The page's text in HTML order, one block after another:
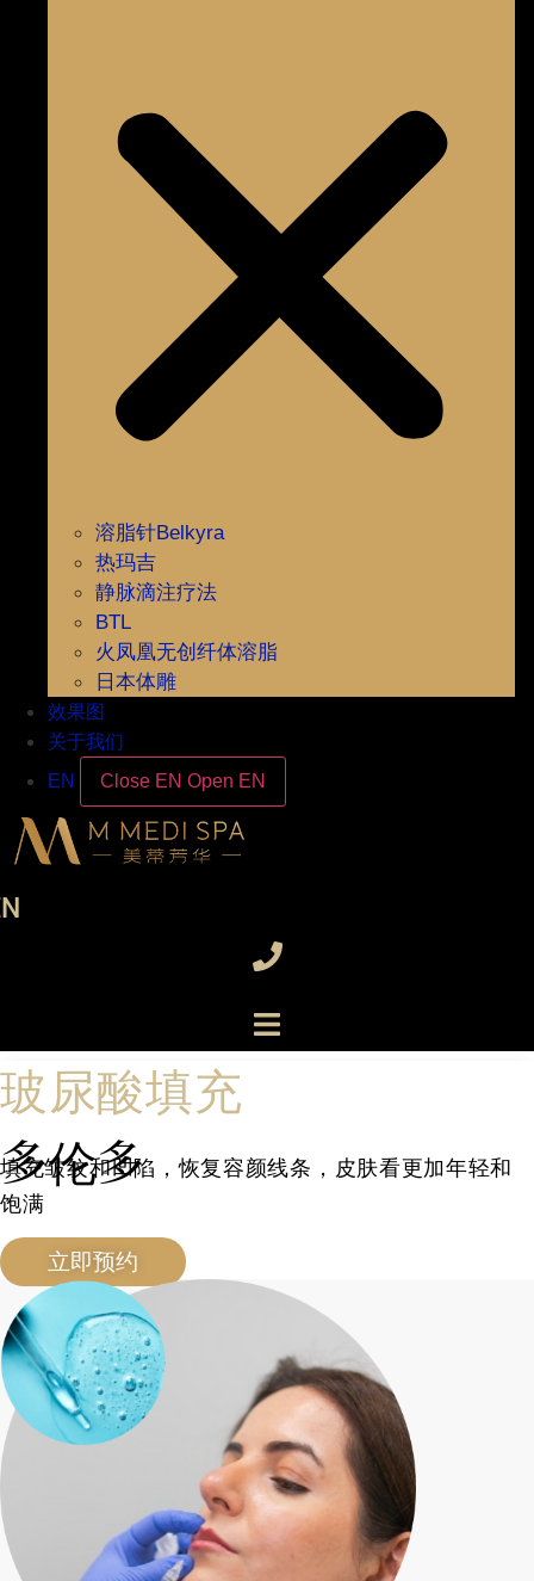
溶脂针Belkyra
热玛吉
静脉滴注疗法
BTL
火凤凰无创纤体溶脂
日本体雕
效果图
关于我们
EN
Close EN Open EN
玻尿酸填充
多伦多
填充皱纹和凹陷，恢复容颜线条，皮肤看更加年轻和
饱满
立即预约